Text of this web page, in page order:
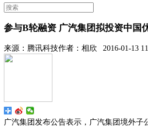
参与B轮融资 广汽集团拟投资中国
来源： 腾讯科技作者： 相欣 2016-01-13
广汽集团发布公告表示，广汽集团境外子